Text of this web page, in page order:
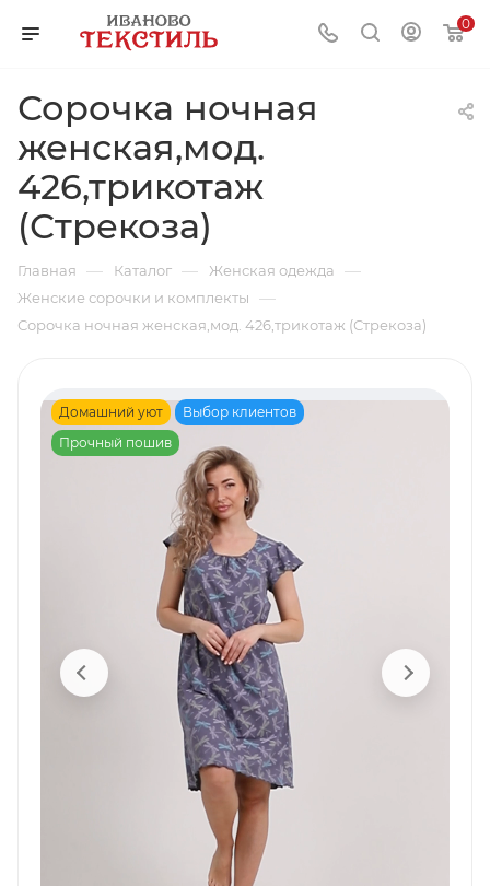
0
Сорочка ночная
женская,мод.
426,трикотаж
(Стрекоза)
Главная — Каталог — Женская одежда —
Женские сорочки и комплекты —
Сорочка ночная женская,мод. 426,трикотаж (Стрекоза)
Домашний уют
Выбор клиентов
Прочный пошив